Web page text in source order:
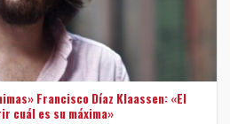
Francisco Díaz Klaassen: «El
cuál es su máxima»